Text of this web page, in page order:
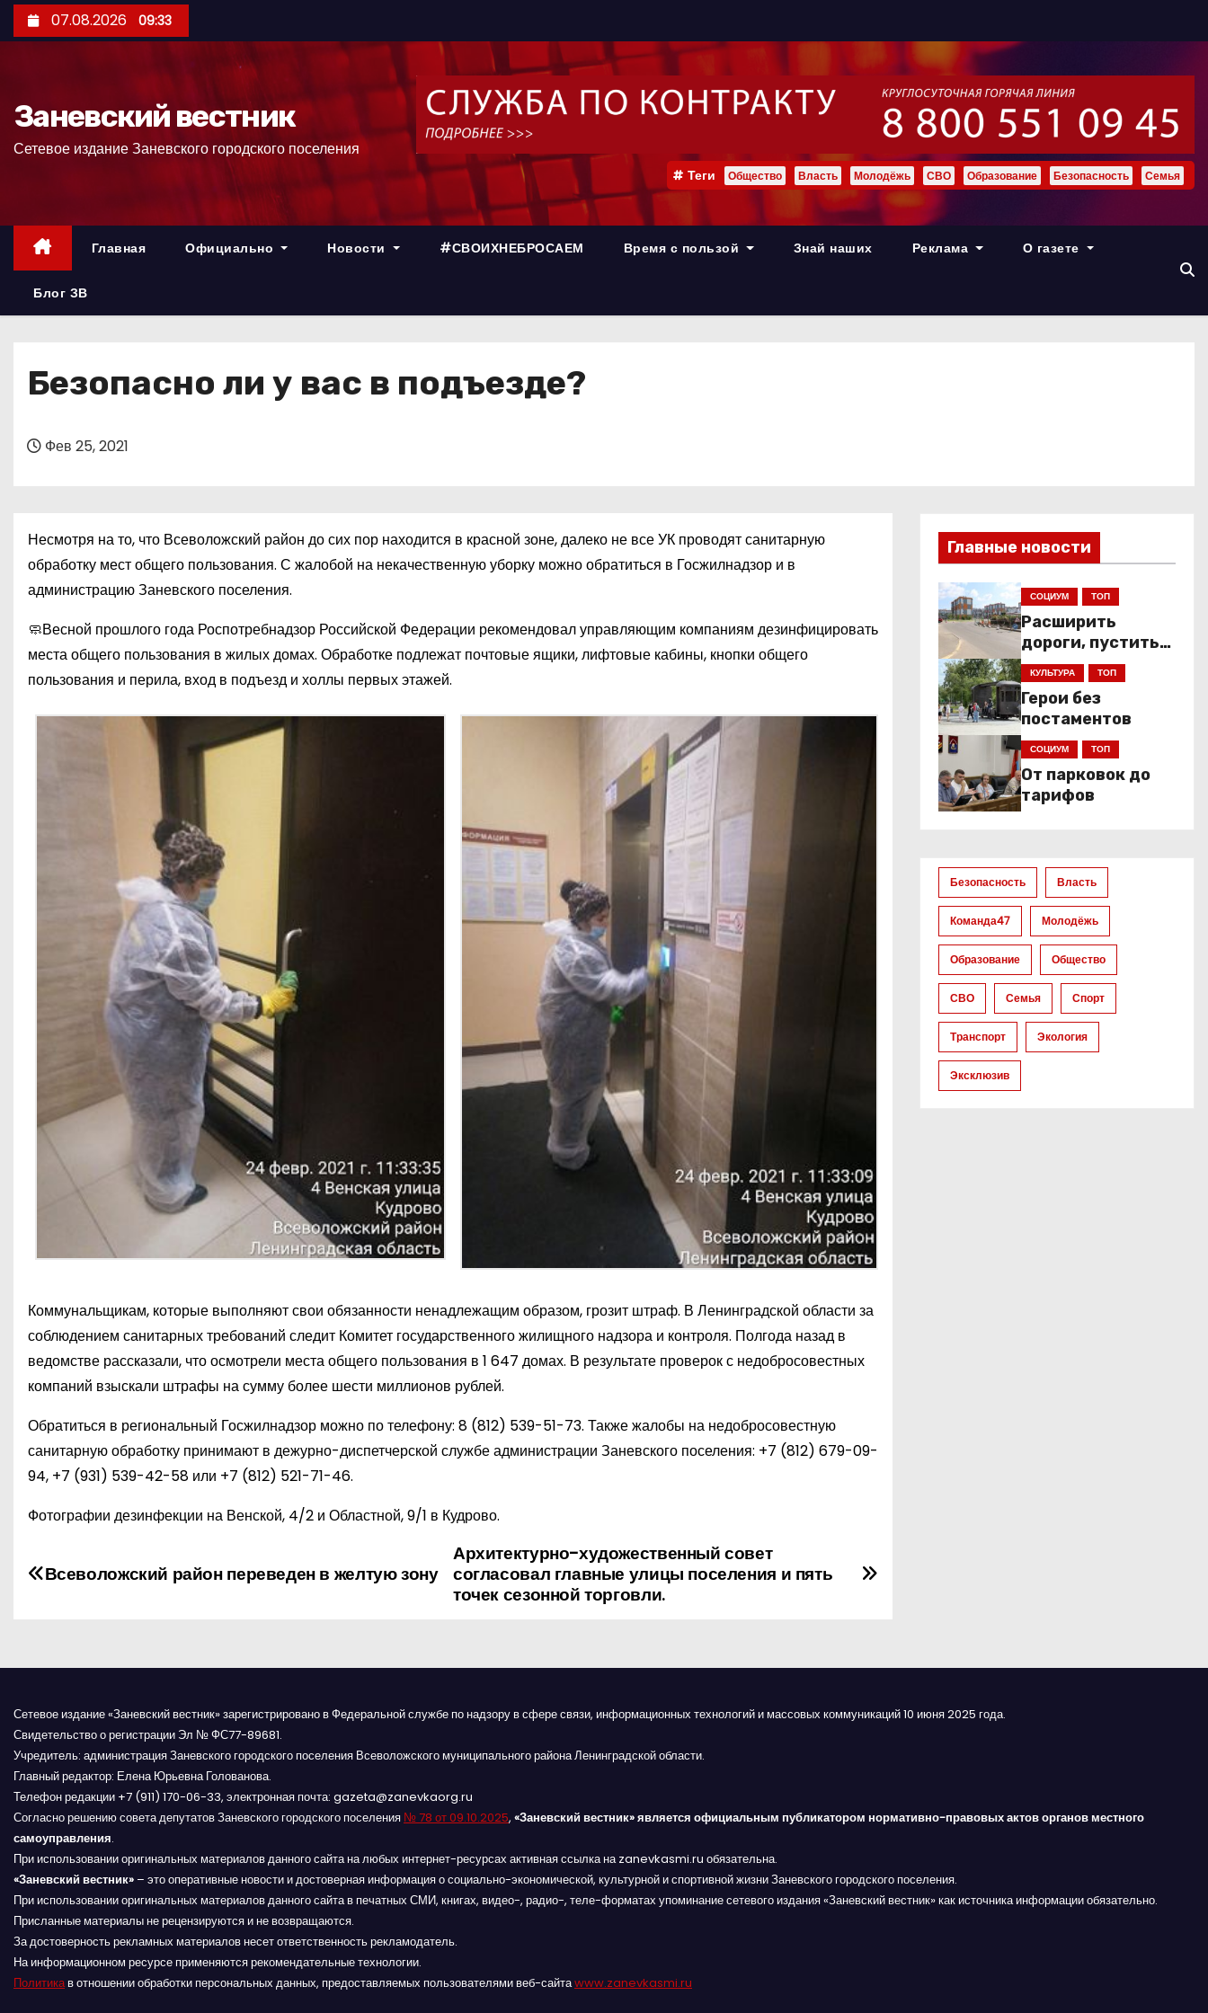
е
р
07.08.2026 09:33
Заневский вестник
Сетевое издание Заневского городского поселения
Теги Общество Власть Молодёжь СВО Образование Безопасность Семья
Главная Официально Новости #СВОИХНЕБРОСАЕМ Время с пользой Знай наших Реклама О газете
Блог ЗВ
Безопасно ли у вас в подъезде?
Фев 25, 2021
Несмотря на то, что Всеволожский район до сих пор находится в красной зоне, далеко не все УК проводят санитарную
обработку мест общего пользования. С жалобой на некачественную уборку можно обратиться в Госжилнадзор и в
администрацию Заневского поселения.
🧼Весной прошлого года Роспотребнадзор Российской Федерации рекомендовал управляющим компаниям дезинфицировать
места общего пользования в жилых домах. Обработке подлежат почтовые ящики, лифтовые кабины, кнопки общего
пользования и перила, вход в подъезд и холлы первых этажей.
Коммунальщикам, которые выполняют свои обязанности ненадлежащим образом, грозит штраф. В Ленинградской области за
соблюдением санитарных требований следит Комитет государственного жилищного надзора и контроля. Полгода назад в
ведомстве рассказали, что осмотрели места общего пользования в 1 647 домах. В результате проверок с недобросовестных
компаний взыскали штрафы на сумму более шести миллионов рублей.
Обратиться в региональный Госжилнадзор можно по телефону: 8 (812) 539-51-73. Также жалобы на недобросовестную
санитарную обработку принимают в дежурно-диспетчерской службе администрации Заневского поселения: +7 (812) 679-09-
94, +7 (931) 539-42-58 или +7 (812) 521-71-46.
Фотографии дезинфекции на Венской, 4/2 и Областной, 9/1 в Кудрово.
Н
и
г
а
ц
и
я
п
о
з
Архитектурно-художественный совет
согласовал главные улицы поселения и пять
точек сезонной торговли.
Всеволожский район переведен в желтую зону
Главные новости
СОЦИУМ ТОП
Расширить
дороги, пустить
низкопольники
КУЛЬТУРА ТОП
Герои без
постаментов
СОЦИУМ ТОП
От парковок до
тарифов
Безопасность Власть
Команда47 Молодёжь
Образование Общество
СВО Семья Спорт
Транспорт Экология
Эксклюзив
Сетевое издание «Заневский вестник» зарегистрировано в Федеральной службе по надзору в сфере связи, информационных технологий и массовых коммуникаций 10 июня 2025 года.
Свидетельство о регистрации Эл № ФС77-89681.
Учредитель: администрация Заневского городского поселения Всеволожского муниципального района Ленинградской области.
Главный редактор: Елена Юрьевна Голованова.
Телефон редакции +7 (911) 170-06-33, электронная почта: gazeta@zanevkaorg.ru
Согласно решению совета депутатов Заневского городского поселения № 78 от 09.10.2025, «Заневский вестник» является официальным публикатором нормативно-правовых актов органов местного
самоуправления.
При использовании оригинальных материалов данного сайта на любых интернет-ресурсах активная ссылка на zanevkasmi.ru обязательна.
«Заневский вестник» – это оперативные новости и достоверная информация о социально-экономической, культурной и спортивной жизни Заневского городского поселения.
При использовании оригинальных материалов данного сайта в печатных СМИ, книгах, видео-, радио-, теле-форматах упоминание сетевого издания «Заневский вестник» как источника информации обязательно.
Присланные материалы не рецензируются и не возвращаются.
За достоверность рекламных материалов несет ответственность рекламодатель.
На информационном ресурсе применяются рекомендательные технологии.
Политикав отношении обработки персональных данных, предоставляемых пользователями веб-сайтаwww.zanevkasmi.ru